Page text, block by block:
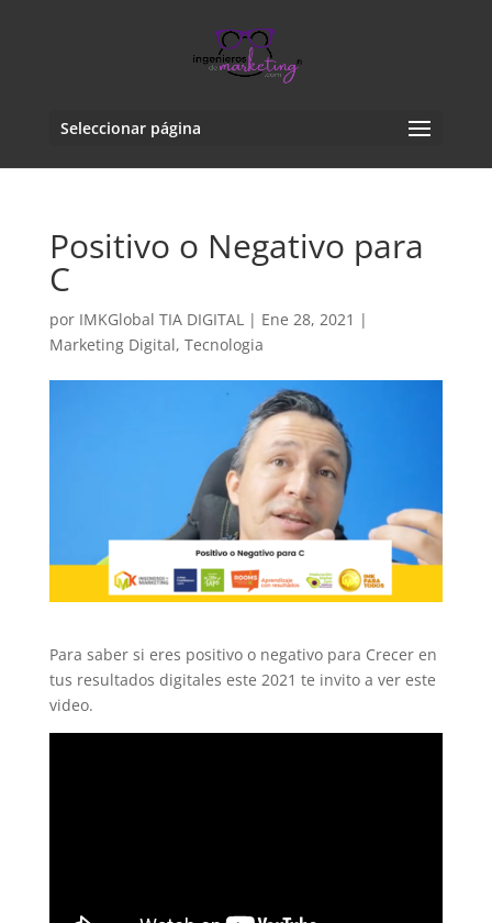
Seleccionar página
Positivo o Negativo para
C
por IMKGlobal TIA DIGITAL| Ene 28, 2021 |
Marketing Digital, Tecnologia
Para saber si eres positivo o negativo para Crecer en
tus resultados digitales este 2021 te invito a ver este
video.